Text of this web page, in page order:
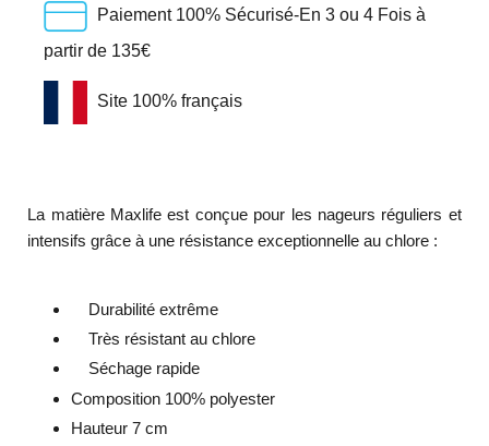
Paiement 100% Sécurisé-En 3 ou 4 Fois à
partir de 135€
Site 100% français
La matière Maxlife est conçue pour les nageurs réguliers et
intensifs grâce à une résistance exceptionnelle au chlore :
Durabilité extrême
Très résistant au chlore
Séchage rapide
Composition 100% polyester
Hauteur 7 cm